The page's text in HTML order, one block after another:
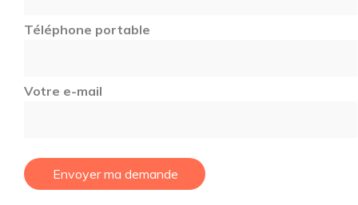
Téléphone portable
Votre e-mail
Envoyer ma demande